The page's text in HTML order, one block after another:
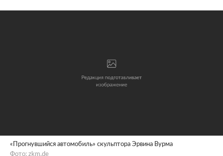
«Прогнувшийся автомобиль» скульптора Эрвина Вурма
Фото: zkm.de